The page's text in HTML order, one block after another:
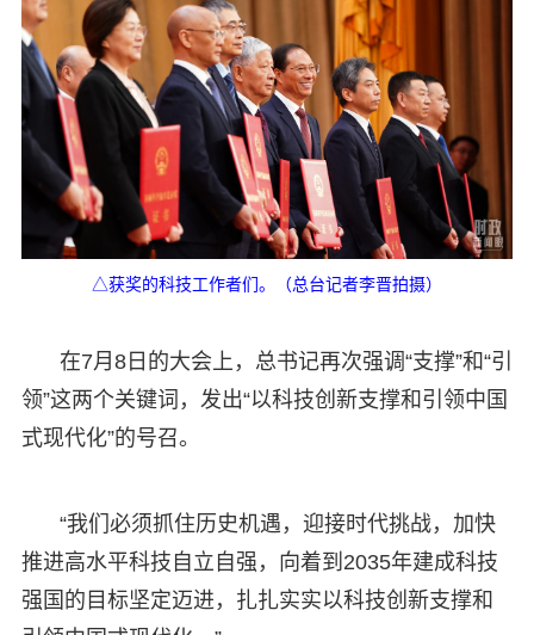
△获奖的科技工作者们。（总台记者李晋拍摄）
在7月8日的大会上，总书记再次强调“支撑”和“引
领”这两个关键词，发出“以科技创新支撑和引领中国
式现代化”的号召。
“我们必须抓住历史机遇，迎接时代挑战，加快
推进高水平科技自立自强，向着到2035年建成科技
强国的目标坚定迈进，扎扎实实以科技创新支撑和